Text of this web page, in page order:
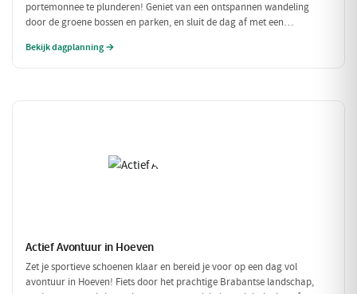
portemonnee te plunderen! Geniet van een ontspannen wandeling
door de groene bossen en parken, en sluit de dag af met een
vrienden of gezin!
Bekijk dagplanning →
Actief Avontuur in Hoeven
Zet je sportieve schoenen klaar en bereid je voor op een dag vol
avontuur in Hoeven! Fiets door het prachtige Brabantse landschap,